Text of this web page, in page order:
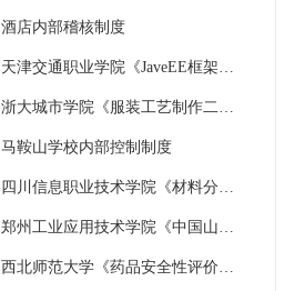
酒店内部稽核制度
天津交通职业学院《JaveEE框架与程序设计》2024-2025学年第二学期期末试卷
浙大城市学院《服装工艺制作二》2024-2025学年第二学期期末试卷
马鞍山学校内部控制制度
四川信息职业技术学院《材料分析测试技术》2024-2025学年第二学期期末试卷
郑州工业应用技术学院《中国山水画实验》2024-2025学年第二学期期末试卷
西北师范大学《药品安全性评价》2024-2025学年第二学期期末试卷